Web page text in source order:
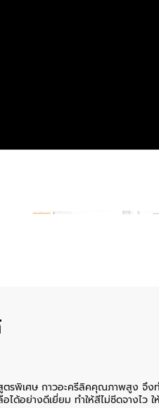
ตรพิเศษ กาวอะครีลิคคุณภาพสูง จึ
ได้อย่างดีเยี่ยม ทำให้สีไม่ซีดจางไว